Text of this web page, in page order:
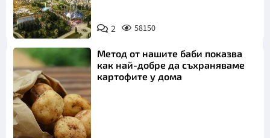
2 58150
Метод от нашите баби показва
как най-добре да съхраняваме
картофите у дома